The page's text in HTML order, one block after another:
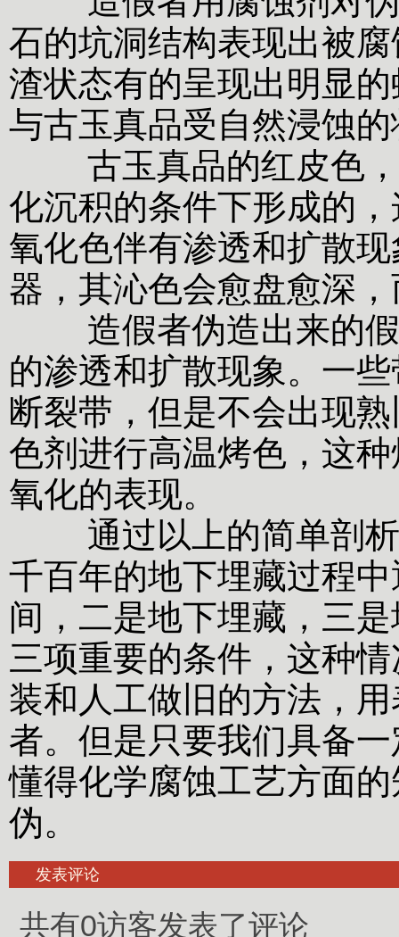
石的坑洞结构表现出被
渣状态有的呈现出明显
与古玉真品受自然浸蚀
古玉真品的红皮色，
化沉积的条件下形成的
氧化色伴有渗透和扩散
器，其沁色会愈盘愈深
造假者伪造出来的假
的渗透和扩散现象。一
断裂带，但是不会出现
色剂进行高温烤色，这
氧化的表现。
通过以上的简单剖析
千百年的地下埋藏过程
间，二是地下埋藏，三
三项重要的条件，这种
装和人工做旧的方法，
者。但是只要我们具备
懂得化学腐蚀工艺方面
伪。
发表评论
共有0访客发表了评论